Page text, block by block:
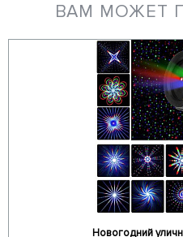
ВАМ МОЖЕТ
Новогодний